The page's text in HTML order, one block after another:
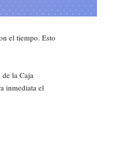
el tiempo. Esto
la Caja
inmediata el